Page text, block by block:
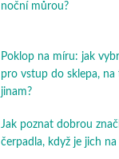
noční můrou?
Poklop na míru: jak
pro vstup do sklepa, na
jinam?
Jak poznat dobrou
čerpadla, když je jich